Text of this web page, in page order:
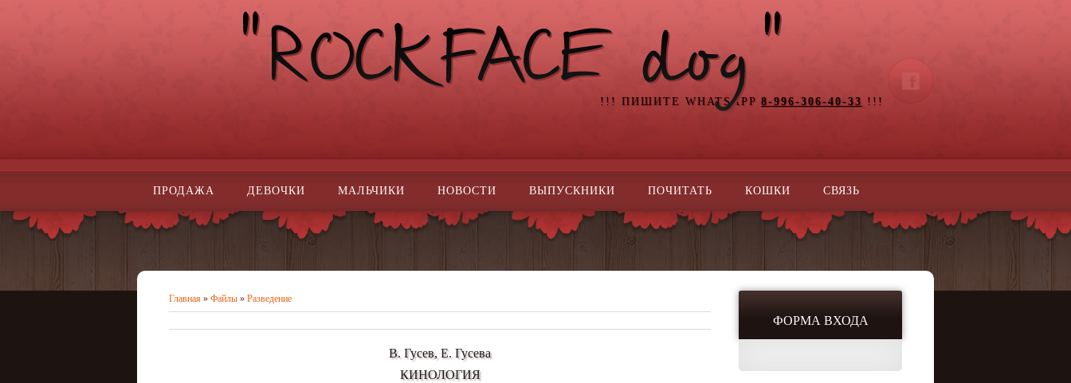
!!! ПИШИТЕ WHATSAPP 8-996-306-40-33 !!!
ПРОДАЖА ДЕВОЧКИ МАЛЬЧИКИ НОВОСТИ ВЫПУСКНИКИ ПОЧИТАТЬ КОШКИ СВЯЗЬ
Главная » Файлы » Разведение
В. Гусев, Е. Гусева
КИНОЛОГИЯ
ФОРМА ВХОДА